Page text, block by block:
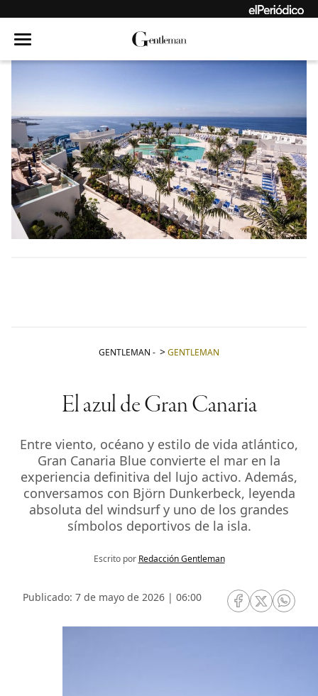
GENTLEMAN - GENTLEMAN
El azul de Gran Canaria
Entre viento, océano y estilo de vida atlántico,
Gran Canaria Blue convierte el mar en la
experiencia definitiva del lujo activo. Además,
conversamos con Björn Dunkerbeck, leyenda
absoluta del windsurf y uno de los grandes
símbolos deportivos de la isla.
Escrito por Redacción Gentleman
Publicado: 7 de mayo de 2026 | 06:00
RRSS Facebook
RRSSRRSS